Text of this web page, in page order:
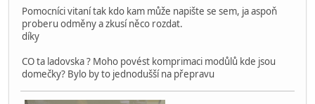
#349
21.01.2026, 18:57:55
Mohu pomoci OC Černý most toho 27.1. od 18:00